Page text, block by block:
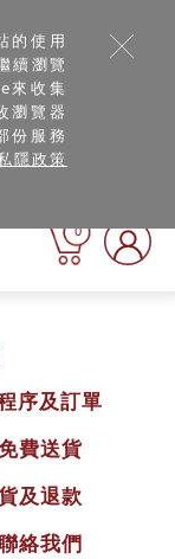
的使用
續瀏覽
來收集
瀏覽器
份服務
隱政策
0
序及訂單
費送貨
及退款
絡我們